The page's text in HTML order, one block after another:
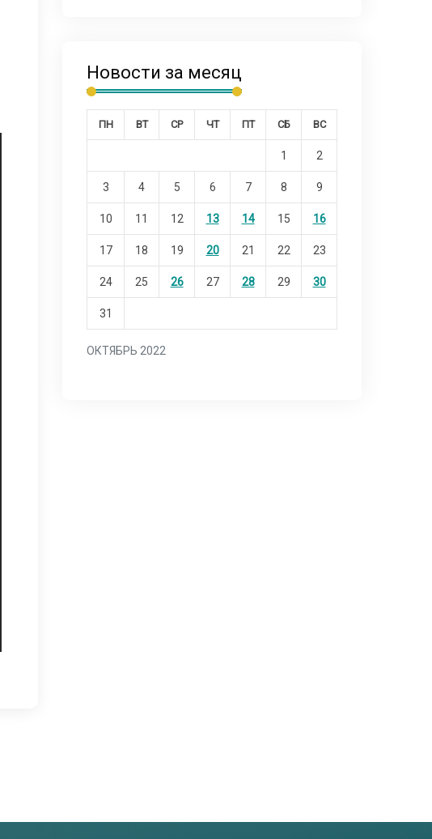
Новости за месяц
ОКТЯБРЬ 2022
ПН ВТ СР ЧТ ПТ СБ ВС
1 2
3 4 5 6 7 8 9
10 11 12 13 14 15 16
17 18 19 20 21 22 23
24 25 26 27 28 29 30
31